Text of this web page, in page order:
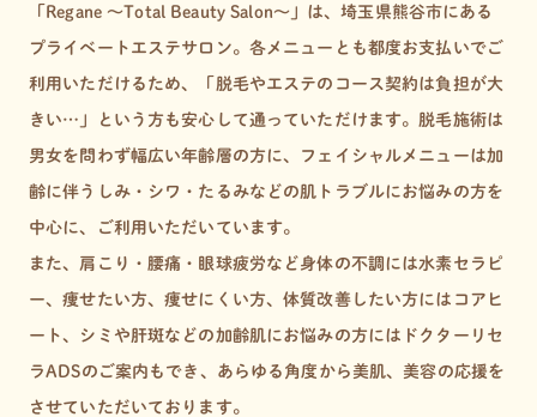
「Regane 〜Total Beauty Salon〜」は、埼玉県熊谷市にある
プライベートエステサロン。 各メニューとも都度お支払いでご
利用いただけるため、 「脱毛やエステのコース契約は負担が大
きい…」という方も安心して通っていただけます。 脱毛施術は
男女を問わず幅広い年齢層の方に、フェイシャルメニューは加
齢に伴う しみ・シワ・たるみなどの肌トラブルにお悩みの方を
中心に、ご利用いただいています。
また、肩こり・腰痛・眼球疲労など身体の不調には水素セラピ
ー、痩せたい方、痩せにくい方、体質改善したい方にはコアヒ
ート、 シミや肝斑などの加齢肌にお悩みの方にはドクターリセ
ラADSのご案内もでき、 あらゆる角度から美肌、美容の応援を
させていただいております。